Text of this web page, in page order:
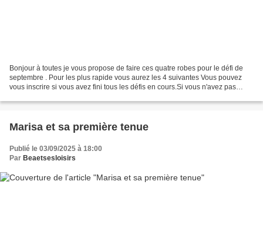
Bonjour à toutes je vous propose de faire ces quatre robes pour le défi de
septembre . Pour les plus rapide vous aurez les 4 suivantes Vous pouvez
vous inscrire si vous avez fini tous les défis en cours.Si vous n'avez pas
Marisa et sa première tenue
Publié le 03/09/2025 à 18:00
Par Beaetsesloisirs